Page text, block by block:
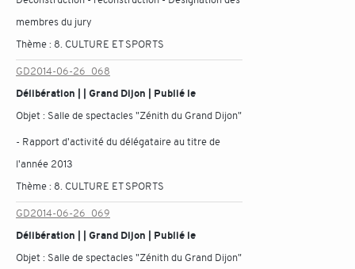
membres du jury
Thème : 8. CULTURE ET SPORTS
GD2014-06-26_068
Délibération | | Grand Dijon | Publié le
Objet : Salle de spectacles "Zénith du Grand Dijon"
- Rapport d'activité du délégataire au titre de
l'année 2013
Thème : 8. CULTURE ET SPORTS
GD2014-06-26_069
Délibération | | Grand Dijon | Publié le
Objet : Salle de spectacles "Zénith du Grand Dijon"